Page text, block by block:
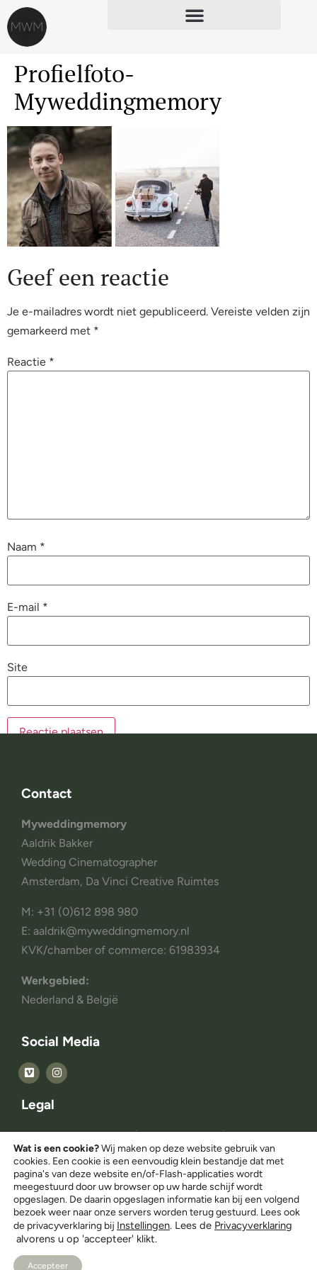
Profielfoto-
Myweddingmemory
Geef een reactie
Je e-mailadres wordt niet gepubliceerd. Vereiste velden zijn
gemarkeerd met *
Reactie *
Naam *
E-mail *
Site
Contact
Myweddingmemory
Aaldrik Bakker
Wedding Cinematographer
Amsterdam, Da Vinci Creative Ruimtes
M: +31 (0)612 898 980
E: aaldrik@myweddingmemory.nl
KVK/chamber of commerce: 61983934
Werkgebied:
Nederland & België
Social Media
Legal
© Copyright 2014 – 2025 | All rights reserved |
Myweddingmemory.nl
Privacy Statement
Privacy verklaring
Wat is een cookie?Wij maken op deze website gebruik van
cookies. Een cookie is een eenvoudig klein bestandje dat met
pagina's van deze website en/of-Flash-applicaties wordt
meegestuurd door uw browser op uw harde schijf wordt
opgeslagen. De daarin opgeslagen informatie kan bij een volgend
bezoek weer naar onze servers worden terug gestuurd. Lees ook
de privacyverklaring bij Instellingen. Lees de Privacyverklaring
alvorens u op 'accepteer' klikt.
Accepteer